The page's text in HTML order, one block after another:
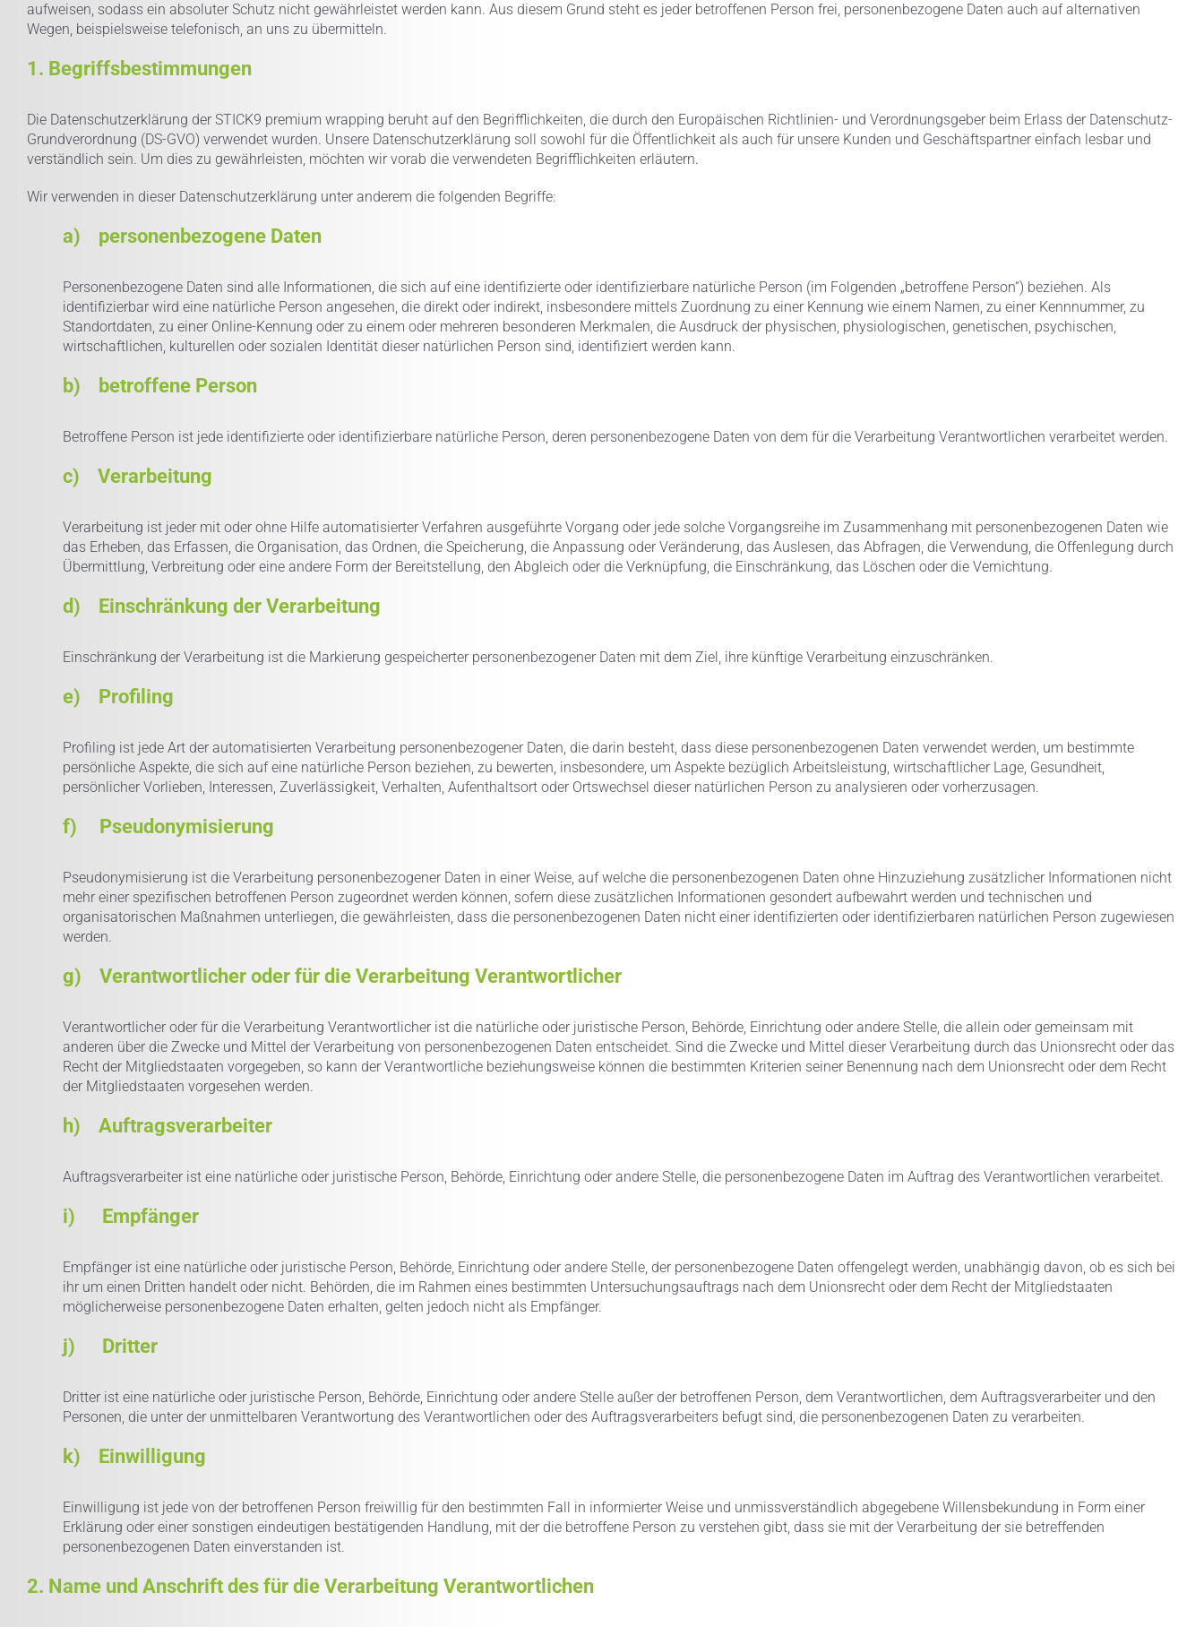
aufweisen, sodass ein absoluter Schutz nicht gewährleistet werden kann. Aus diesem Grund steht es jeder betroffenen Person frei, personenbezogene Daten auch auf alternativen
Wegen, beispielsweise telefonisch, an uns zu übermitteln.
1. Begriffsbestimmungen
Die Datenschutzerklärung der STICK9 premium wrapping beruht auf den Begrifflichkeiten, die durch den Europäischen Richtlinien- und Verordnungsgeber beim Erlass der Datenschutz-
Grundverordnung (DS-GVO) verwendet wurden. Unsere Datenschutzerklärung soll sowohl für die Öffentlichkeit als auch für unsere Kunden und Geschäftspartner einfach lesbar und
verständlich sein. Um dies zu gewährleisten, möchten wir vorab die verwendeten Begrifflichkeiten erläutern.
Wir verwenden in dieser Datenschutzerklärung unter anderem die folgenden Begriffe:
a) personenbezogene Daten
Personenbezogene Daten sind alle Informationen, die sich auf eine identifizierte oder identifizierbare natürliche Person (im Folgenden „betroffene Person“) beziehen. Als
identifizierbar wird eine natürliche Person angesehen, die direkt oder indirekt, insbesondere mittels Zuordnung zu einer Kennung wie einem Namen, zu einer Kennnummer, zu
Standortdaten, zu einer Online-Kennung oder zu einem oder mehreren besonderen Merkmalen, die Ausdruck der physischen, physiologischen, genetischen, psychischen,
wirtschaftlichen, kulturellen oder sozialen Identität dieser natürlichen Person sind, identifiziert werden kann.
b) betroffene Person
Betroffene Person ist jede identifizierte oder identifizierbare natürliche Person, deren personenbezogene Daten von dem für die Verarbeitung Verantwortlichen verarbeitet werden.
c) Verarbeitung
Verarbeitung ist jeder mit oder ohne Hilfe automatisierter Verfahren ausgeführte Vorgang oder jede solche Vorgangsreihe im Zusammenhang mit personenbezogenen Daten wie
das Erheben, das Erfassen, die Organisation, das Ordnen, die Speicherung, die Anpassung oder Veränderung, das Auslesen, das Abfragen, die Verwendung, die Offenlegung durch
Übermittlung, Verbreitung oder eine andere Form der Bereitstellung, den Abgleich oder die Verknüpfung, die Einschränkung, das Löschen oder die Vernichtung.
d) Einschränkung der Verarbeitung
Einschränkung der Verarbeitung ist die Markierung gespeicherter personenbezogener Daten mit dem Ziel, ihre künftige Verarbeitung einzuschränken.
e) Profiling
Profiling ist jede Art der automatisierten Verarbeitung personenbezogener Daten, die darin besteht, dass diese personenbezogenen Daten verwendet werden, um bestimmte
persönliche Aspekte, die sich auf eine natürliche Person beziehen, zu bewerten, insbesondere, um Aspekte bezüglich Arbeitsleistung, wirtschaftlicher Lage, Gesundheit,
persönlicher Vorlieben, Interessen, Zuverlässigkeit, Verhalten, Aufenthaltsort oder Ortswechsel dieser natürlichen Person zu analysieren oder vorherzusagen.
f) Pseudonymisierung
Pseudonymisierung ist die Verarbeitung personenbezogener Daten in einer Weise, auf welche die personenbezogenen Daten ohne Hinzuziehung zusätzlicher Informationen nicht
mehr einer spezifischen betroffenen Person zugeordnet werden können, sofern diese zusätzlichen Informationen gesondert aufbewahrt werden und technischen und
organisatorischen Maßnahmen unterliegen, die gewährleisten, dass die personenbezogenen Daten nicht einer identifizierten oder identifizierbaren natürlichen Person zugewiesen
werden.
g) Verantwortlicher oder für die Verarbeitung Verantwortlicher
Verantwortlicher oder für die Verarbeitung Verantwortlicher ist die natürliche oder juristische Person, Behörde, Einrichtung oder andere Stelle, die allein oder gemeinsam mit
anderen über die Zwecke und Mittel der Verarbeitung von personenbezogenen Daten entscheidet. Sind die Zwecke und Mittel dieser Verarbeitung durch das Unionsrecht oder das
Recht der Mitgliedstaaten vorgegeben, so kann der Verantwortliche beziehungsweise können die bestimmten Kriterien seiner Benennung nach dem Unionsrecht oder dem Recht
der Mitgliedstaaten vorgesehen werden.
h) Auftragsverarbeiter
Auftragsverarbeiter ist eine natürliche oder juristische Person, Behörde, Einrichtung oder andere Stelle, die personenbezogene Daten im Auftrag des Verantwortlichen verarbeitet.
i) Empfänger
Empfänger ist eine natürliche oder juristische Person, Behörde, Einrichtung oder andere Stelle, der personenbezogene Daten offengelegt werden, unabhängig davon, ob es sich bei
ihr um einen Dritten handelt oder nicht. Behörden, die im Rahmen eines bestimmten Untersuchungsauftrags nach dem Unionsrecht oder dem Recht der Mitgliedstaaten
möglicherweise personenbezogene Daten erhalten, gelten jedoch nicht als Empfänger.
j) Dritter
Dritter ist eine natürliche oder juristische Person, Behörde, Einrichtung oder andere Stelle außer der betroffenen Person, dem Verantwortlichen, dem Auftragsverarbeiter und den
Personen, die unter der unmittelbaren Verantwortung des Verantwortlichen oder des Auftragsverarbeiters befugt sind, die personenbezogenen Daten zu verarbeiten.
k) Einwilligung
Einwilligung ist jede von der betroffenen Person freiwillig für den bestimmten Fall in informierter Weise und unmissverständlich abgegebene Willensbekundung in Form einer
Erklärung oder einer sonstigen eindeutigen bestätigenden Handlung, mit der die betroffene Person zu verstehen gibt, dass sie mit der Verarbeitung der sie betreffenden
personenbezogenen Daten einverstanden ist.
2. Name und Anschrift des für die Verarbeitung Verantwortlichen